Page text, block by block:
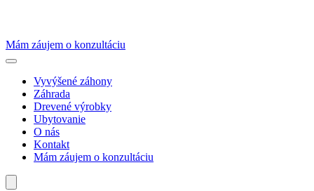
Mám záujem o konzultáciu
Vyvýšené záhony
Záhrada
Drevené výrobky
Ubytovanie
O nás
Kontakt
Mám záujem o konzultáciu